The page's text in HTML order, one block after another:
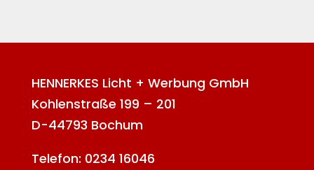
HENNERKES Licht + Werbung GmbH
Kohlenstraße 199 – 201
D-44793 Bochum
Telefon: 0234 16046